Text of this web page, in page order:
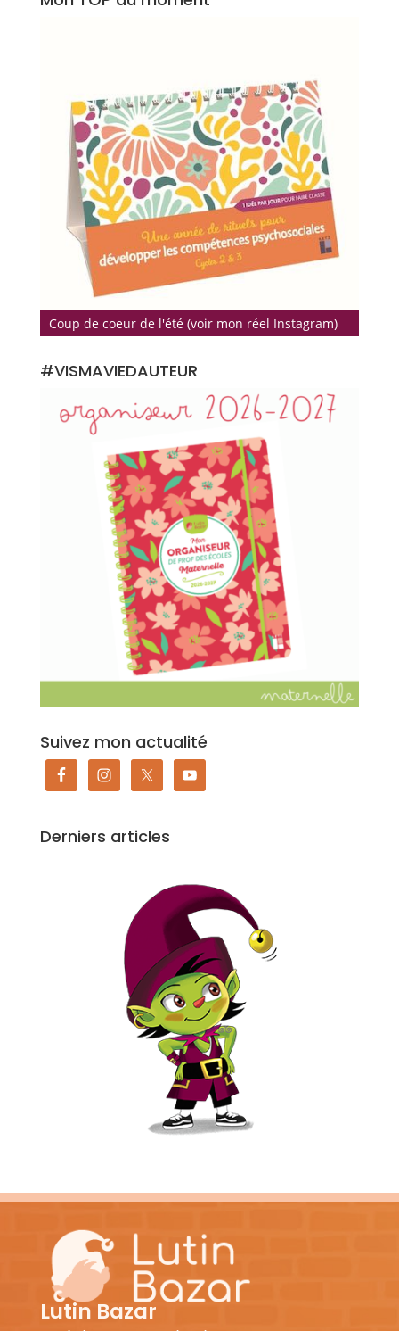
Coup de coeur de l'été (voir mon réel Instagram)
#VISMAVIEDAUTEUR
Suivez mon actualité
Derniers articles
Lutin Bazar